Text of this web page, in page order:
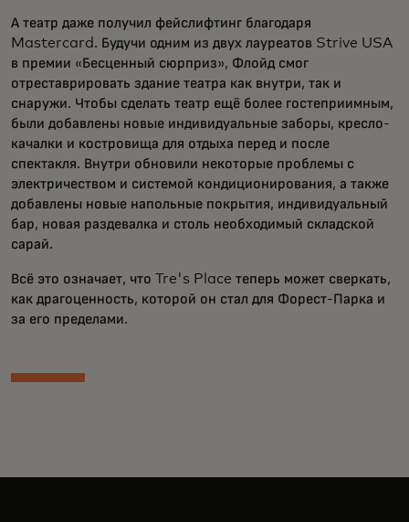
А театр даже получил фейслифтинг благодаря
Mastercard. Будучи одним из двух лауреатов Strive USA
в премии «Бесценный сюрприз», Флойд смог
отреставрировать здание театра как внутри, так и
снаружи. Чтобы сделать театр ещё более гостеприимным,
были добавлены новые индивидуальные заборы, кресло-
качалки и костровища для отдыха перед и после
спектакля. Внутри обновили некоторые проблемы с
электричеством и системой кондиционирования, а также
добавлены новые напольные покрытия, индивидуальный
бар, новая раздевалка и столь необходимый складской
сарай.
Всё это означает, что Tre's Place теперь может сверкать,
как драгоценность, которой он стал для Форест-Парка и
за его пределами.